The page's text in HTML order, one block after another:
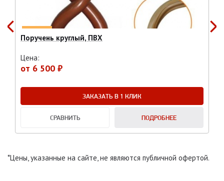
Поручень круглый, ПВХ
Цена:
от 6 500 ₽
ЗАКАЗАТЬ В 1 КЛИК
СРАВНИТЬ ПОДРОБНЕЕ
*Цены, указанные на сайте, не являются публичной офертой.